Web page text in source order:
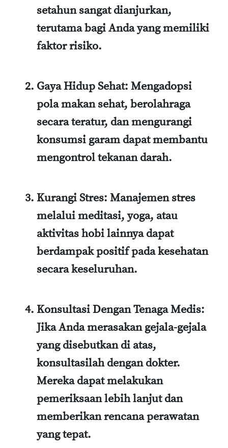
setahun sangat dianjurkan,
terutama bagi Anda yang memiliki
faktor risiko.
Gaya Hidup Sehat: Mengadopsi
pola makan sehat, berolahraga
secara teratur, dan mengurangi
konsumsi garam dapat membantu
mengontrol tekanan darah.
Kurangi Stres: Manajemen stres
melalui meditasi, yoga, atau
aktivitas hobi lainnya dapat
berdampak positif pada kesehatan
secara keseluruhan.
Konsultasi Dengan Tenaga Medis:
Jika Anda merasakan gejala-gejala
yang disebutkan di atas,
konsultasilah dengan dokter.
Mereka dapat melakukan
pemeriksaan lebih lanjut dan
memberikan rencana perawatan
yang tepat.